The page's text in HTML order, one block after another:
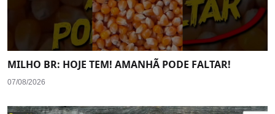
MILHO BR: HOJE TEM! AMANHÃ PODE FALTAR!
07/08/2026